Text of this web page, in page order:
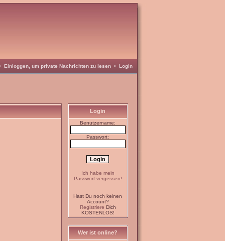
Einloggen, um private Nachrichten zu lesen• Login
Login
Benutzername:
Passwort:
Ich habe mein
Passwort vergessen!
Hast Du noch keinen
Account?
Registriere Dich
KOSTENLOS!
Wer ist online?